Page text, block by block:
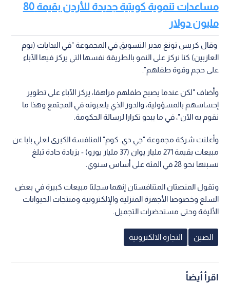
مساعدات تنموية كويتية جديدة للأردن بقيمة 80
مليون دولار
وقال كريس تونغ مدير التسويق في المجموعة "في البدايات (يوم
العازبين) كنا نركز على النمو بالطريقة نفسها التي يركز فيها الآباء
على حجم وقوة طفلهم".
وأضاف "لكن عندما يصبح طفلهم مراهقا، يركز الآباء على تطوير
إحساسهم بالمسؤولية، والدور الذي يلعبونه في المجتمع وهذا ما
نقوم به الآن"، في ما يبدو تكرارا لرسالة الحكومة.
وأعلنت شركة مجموعة "جي دي. كوم" المنافسة الكبرى لعلي بابا عن
مبيعات بقيمة 271 مليار يوان (37 مليار يورو) - بزيادة حادة تبلغ
نسبتها نحو 28 في المئة على أساس سنوي.
وتقول المنصتان المتنافستان إنهما سجلتا مبيعات كبيرة في بعض
السلع وخصوصا الأجهزة المنزلية والإلكترونية ومنتجات الحيوانات
الأليفة وحتى مستحضرات التجميل.
الصين التجارة الالكترونية
اقرأ أيضاً